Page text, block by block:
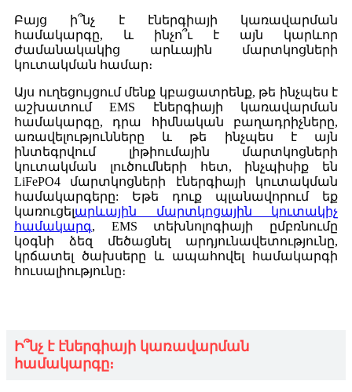
Բայց ի՞նչ է էներգիայի կառավարման
համակարգը, և ինչո՞ւ է այն կարևոր
ժամանակակից արևային մարտկոցների
կուտակման համար։
Այս ուղեցույցում մենք կբացատրենք, թե ինչպես է
աշխատում EMS էներգիայի կառավարման
համակարգը, դրա հիմնական բաղադրիչները,
առավելությունները և թե ինչպես է այն
ինտեգրվում լիթիումային մարտկոցների
կուտակման լուծումների հետ, ինչպիսիք են
LiFePO4 մարտկոցների էներգիայի կուտակման
համակարգերը: Եթե դուք պլանավորում եք
կառուցելարևային մարտկոցային կուտակիչ
համակարգ, EMS տեխնոլոգիայի ըմբռնումը
կօգնի ձեզ մեծացնել արդյունավետությունը,
կրճատել ծախսերը և ապահովել համակարգի
հուսալիությունը։
Ի՞նչ է էներգիայի կառավարման
համակարգը։